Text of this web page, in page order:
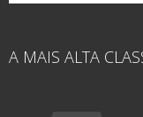
A MAIS ALTA